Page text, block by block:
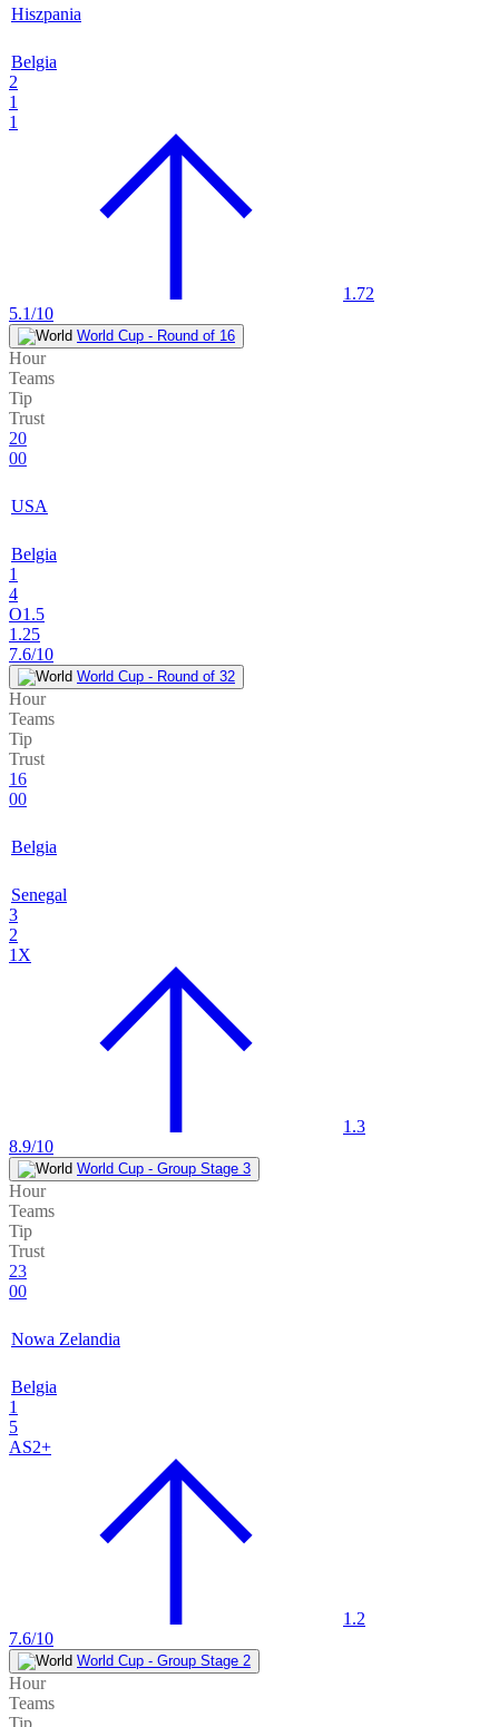
Hiszpania
Belgia
2
1
1
1.72
5.1/10
World Cup - Round of 16
Hour
Teams
Tip
Trust
20
00
USA
Belgia
1
4
O1.5
1.25
7.6/10
World Cup - Round of 32
Hour
Teams
Tip
Trust
16
00
Belgia
Senegal
3
2
1X
1.3
8.9/10
World Cup - Group Stage 3
Hour
Teams
Tip
Trust
23
00
Nowa Zelandia
Belgia
1
5
AS2+
1.2
7.6/10
World Cup - Group Stage 2
Hour
Teams